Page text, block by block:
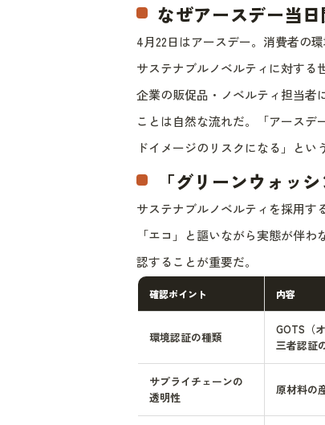
なぜアースデー当
4月22日はアースデー。消費者の
サステナブルノベルティに対する
企業の販促品・ノベルティ担当者
ことは自然な流れだ。「アースデ
ドイメージのリスクになる」とい
「グリーンウォッ
サステナブルノベルティを採用す
「エコ」と謳いながら実態が伴
認することが重要だ。
確認ポイント 内容
環境認証の種類
GOTS（
三者認証
サプライチェーンの
透明性
原材料の